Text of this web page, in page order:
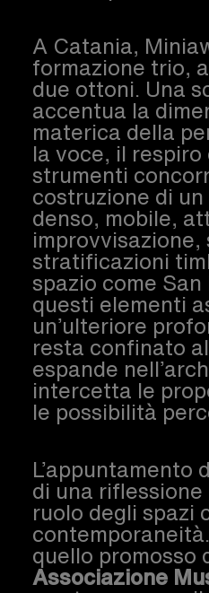
A Catania,
formazione trio,
due ottoni. Una
accentua la
materica della
la voce, il
strumenti
costruzione di
denso, mobile,
improvvisazione,
stratificazioni
spazio come San
questi elementi
un’ulteriore
resta confinato
espande
intercetta le
le possibilità
L’appuntamento
di una riflessione
ruolo degli spazi
quello promosso
Associazione